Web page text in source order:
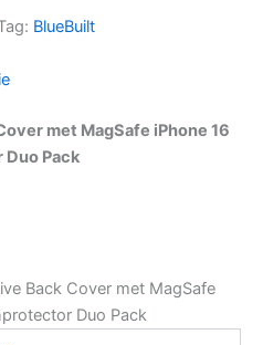
BlueBuilt
met MagSafe iPhone 16
Pack
Back Cover met MagSafe
Duo Pack